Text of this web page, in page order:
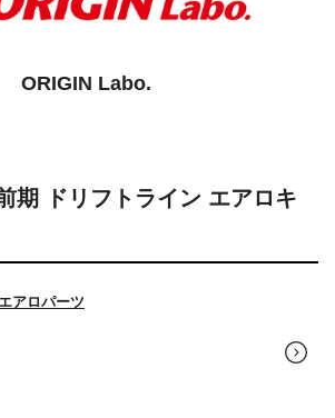
期 ドリフトライン エアロキ
アロパーツ
ORIGIN Labo.